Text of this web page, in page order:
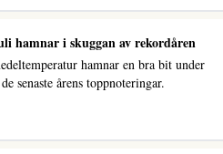
hamnar i skuggan av rekordåren
hamnar en bra bit under
senaste årens toppnoteringar.